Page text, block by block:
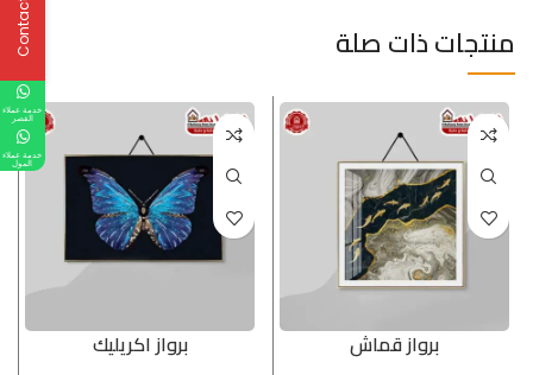
منتجات ذات صلة
برواز قماش
برواز اكريليك
خدمة عملاء
القصر
خدمة عملاء
المول